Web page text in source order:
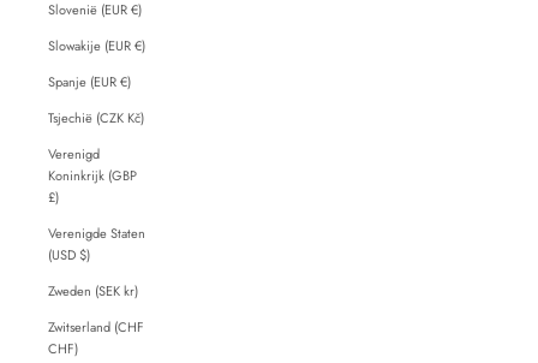
Slovenië (EUR €)
Slowakije (EUR €)
Spanje (EUR €)
Tsjechië (CZK Kč)
Verenigd
Koninkrijk (GBP
£)
Verenigde Staten
(USD $)
Zweden (SEK kr)
Zwitserland (CHF
CHF)